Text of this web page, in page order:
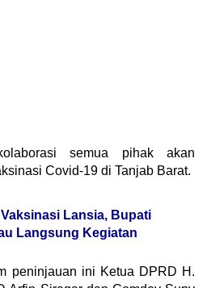
semua pihak akan
Covid-19 di Tanjab Barat.
Lansia, Bupati
Langsung Kegiatan
peninjauan ini Ketua DPRD H.